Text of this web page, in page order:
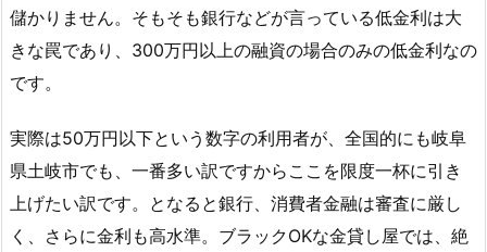
儲かりません。そもそも銀行などが言っている低金利は大
きな罠であり、300万円以上の融資の場合のみの低金利なの
です。
実際は50万円以下という数字の利用者が、全国的にも岐阜
県土岐市でも、一番多い訳ですからここを限度一杯に引き
上げたい訳です。となると銀行、消費者金融は審査に厳し
く、さらに金利も高水準。ブラックOKな金貸し屋では、絶